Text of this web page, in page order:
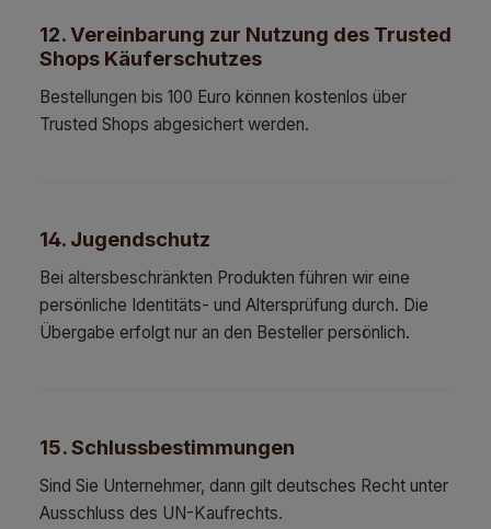
12. Vereinbarung zur Nutzung des Trusted
Shops Käuferschutzes
Bestellungen bis 100 Euro können kostenlos über
Trusted Shops abgesichert werden.
14. Jugendschutz
Bei altersbeschränkten Produkten führen wir eine
persönliche Identitäts- und Altersprüfung durch. Die
Übergabe erfolgt nur an den Besteller persönlich.
15. Schlussbestimmungen
Sind Sie Unternehmer, dann gilt deutsches Recht unter
Ausschluss des UN-Kaufrechts.